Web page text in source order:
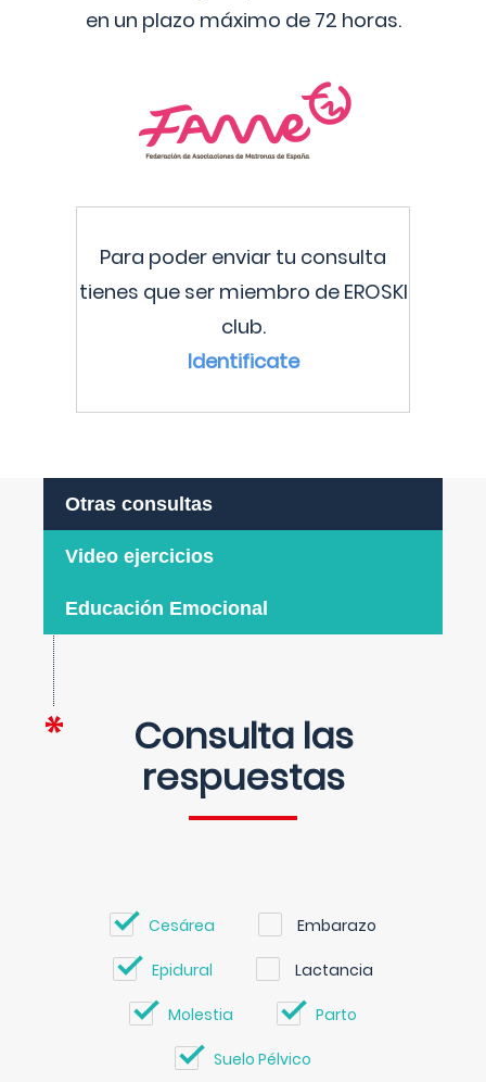
en un plazo máximo de 72 horas.
Para poder enviar tu consulta
tienes que ser miembro de EROSKI
club.
Identificate
Otras consultas
Video ejercicios
Educación Emocional
Consulta las
respuestas
Cesárea Embarazo
Epidural Lactancia
Molestia Parto
Suelo Pélvico